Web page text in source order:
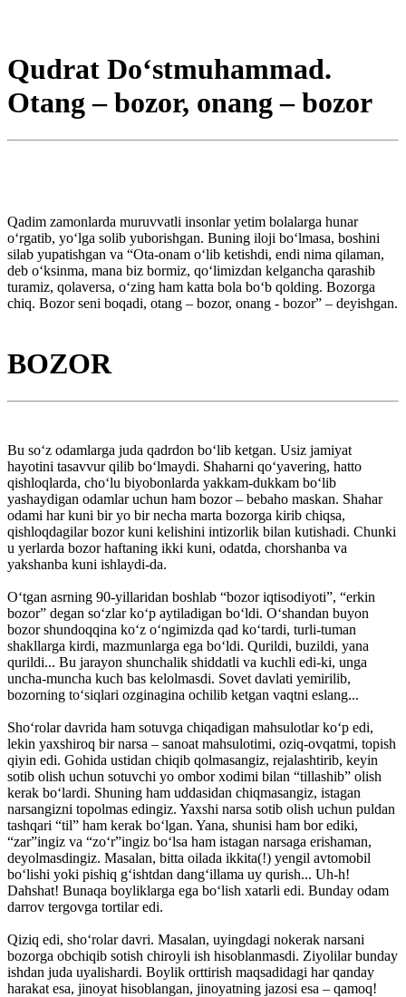
Qudrat Do‘stmuhammad.
Otang – bozor, onang – bozor
Qadim zamonlarda muruvvatli insonlar yetim bolalarga hunar
o‘rgatib, yo‘lga solib yuborishgan. Buning iloji bo‘lmasa, boshini
silab yupatishgan va “Ota-onam o‘lib ketishdi, endi nima qilaman,
deb o‘ksinma, mana biz bormiz, qo‘limizdan kelgancha qarashib
turamiz, qolaversa, o‘zing ham katta bola bo‘b qolding. Bozorga
chiq. Bozor seni boqadi, otang – bozor, onang - bozor” – deyishgan.
BOZOR
Bu so‘z odamlarga juda qadrdon bo‘lib ketgan. Usiz jamiyat
hayotini tasavvur qilib bo‘lmaydi. Shaharni qo‘yavering, hatto
qishloqlarda, cho‘lu biyobonlarda yakkam-dukkam bo‘lib
yashaydigan odamlar uchun ham bozor – bebaho maskan. Shahar
odami har kuni bir yo bir necha marta bozorga kirib chiqsa,
qishloqdagilar bozor kuni kelishini intizorlik bilan kutishadi. Chunki
u yerlarda bozor haftaning ikki kuni, odatda, chorshanba va
yakshanba kuni ishlaydi-da.
O‘tgan asrning 90-yillaridan boshlab “bozor iqtisodiyoti”, “erkin
bozor” degan so‘zlar ko‘p aytiladigan bo‘ldi. O‘shandan buyon
bozor shundoqqina ko‘z o‘ngimizda qad ko‘tardi, turli-tuman
shakllarga kirdi, mazmunlarga ega bo‘ldi. Qurildi, buzildi, yana
qurildi... Bu jarayon shunchalik shiddatli va kuchli edi-ki, unga
uncha-muncha kuch bas kelolmasdi. Sovet davlati yemirilib,
bozorning to‘siqlari ozginagina ochilib ketgan vaqtni eslang...
Sho‘rolar davrida ham sotuvga chiqadigan mahsulotlar ko‘p edi,
lekin yaxshiroq bir narsa – sanoat mahsulotimi, oziq-ovqatmi, topish
qiyin edi. Gohida ustidan chiqib qolmasangiz, rejalashtirib, keyin
sotib olish uchun sotuvchi yo ombor xodimi bilan “tillashib” olish
kerak bo‘lardi. Shuning ham uddasidan chiqmasangiz, istagan
narsangizni topolmas edingiz. Yaxshi narsa sotib olish uchun puldan
tashqari “til” ham kerak bo‘lgan. Yana, shunisi ham bor ediki,
“zar”ingiz va “zo‘r”ingiz bo‘lsa ham istagan narsaga erishaman,
deyolmasdingiz. Masalan, bitta oilada ikkita(!) yengil avtomobil
bo‘lishi yoki pishiq g‘ishtdan dang‘illama uy qurish... Uh-h!
Dahshat! Bunaqa boyliklarga ega bo‘lish xatarli edi. Bunday odam
darrov tergovga tortilar edi.
Qiziq edi, sho‘rolar davri. Masalan, uyingdagi nokerak narsani
bozorga obchiqib sotish chiroyli ish hisoblanmasdi. Ziyolilar bunday
ishdan juda uyalishardi. Boylik orttirish maqsadidagi har qanday
harakat esa, jinoyat hisoblangan, jinoyatning jazosi esa – qamoq!